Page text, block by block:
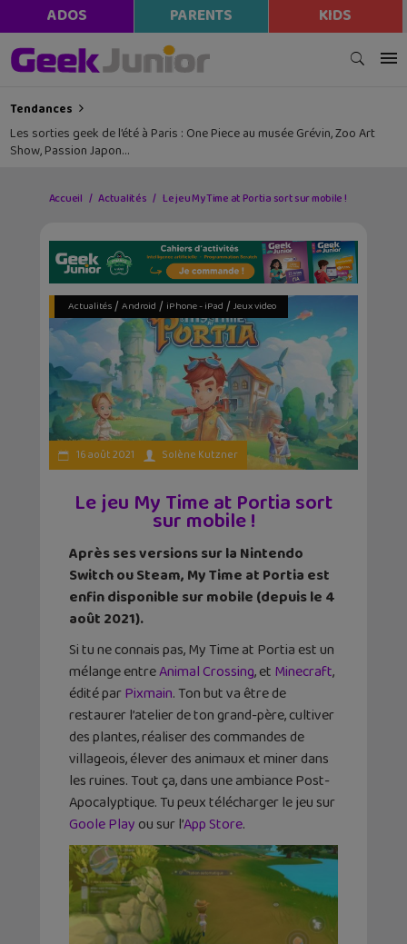
ADOS PARENTS KIDS
Tendances
Les sorties geek de l’été à Paris : One Piece au musée Grévin, Zoo Art
Show, Passion Japon…
Accueil Actualités Le jeu My Time at Portia sort sur mobile !
Actualités/ Android / iPhone - iPad / Jeux video
16 août 2021 Solène Kutzner
Le jeu My Time at Portia sort
sur mobile !
Après ses versions sur la Nintendo
Switch ou Steam, My Time at Portia est
enfin disponible sur mobile (depuis le 4
août 2021).
Si tu ne connais pas, My Time at Portia est un
mélange entreAnimal Crossing, et Minecraft,
édité parPixmain. Ton but va être de
restaurer l’atelier de ton grand-père, cultiver
des plantes, réaliser des commandes de
villageois, élever des animaux et miner dans
les ruines. Tout ça, dans une ambiance Post-
Apocalyptique. Tu peux télécharger le jeu sur
Goole Play ou sur l’App Store.